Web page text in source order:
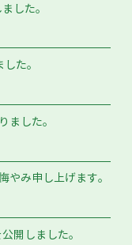
した。
た。
ました。
やみ申し上げます。
開しました。